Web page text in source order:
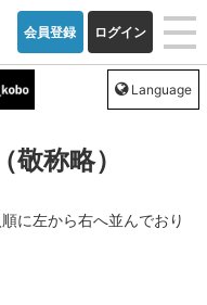
会員登録 ログイン
Language
称略）
に左から右へ並んでおり